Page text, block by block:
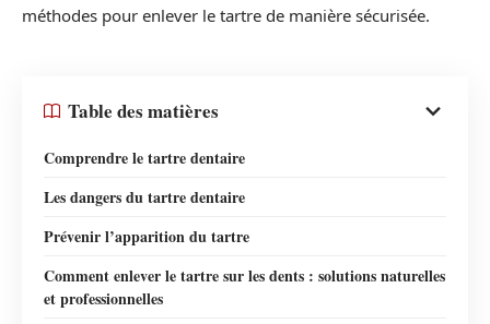
méthodes pour enlever le tartre de manière sécurisée.
Table des matières
Comprendre le tartre dentaire
Les dangers du tartre dentaire
Prévenir l’apparition du tartre
Comment enlever le tartre sur les dents : solutions naturelles
et professionnelles